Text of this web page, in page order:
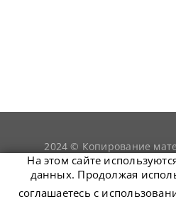
2024 © Копирование
только при условии
На этом сайте
данных. Продолжая
соглашаетесь с